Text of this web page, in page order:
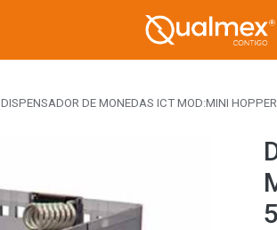
DISPENSADOR DE MONEDAS ICT MOD:MINI